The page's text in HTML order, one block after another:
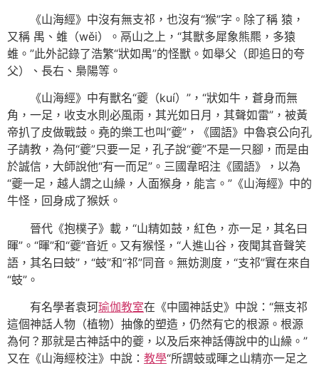
《山海經》中沒有無支祁，也沒有“猴”字。除了稱 猿，
又稱 禺、蜼（wěi）。鬲山之上，“其獸多犀象熊羆，多猿
蜼。”此外記錄了浩繁“狀如禺”的怪獸。如舉父（即追日的夸
父）、長右、梟陽等。
《山海經》中有獸名“夔（kuí）”，“狀如牛，蒼身而無
角，一足，收支水則必風雨，其光如日月，其聲如雷”，被黃
帝扒了皮做戰鼓。堯的樂工也叫“夔”，《國語》中魯哀公向孔
子請教，為何“夔”只要一足，孔子說“夔”不是一只腳，而是由
於誠信，大師說他“有一而足”。三國韋昭注《國語》，以為
“夔一足，越人謂之山繰，人面猴身，能言。”《山海經》中的
牛怪，回身成了猴妖。
晉代《抱樸子》載，“山精如鼓，紅色，亦一足，其名曰
暉”。“暉”和“夔”音近。又有猴怪，“人進山谷，夜聞其音聲笑
語，其名曰蚑”，“蚑”和“祁”同音。無妨測度，“支祁”實在來自
“蚑”。
有名學者袁珂瑜伽教室在《中國神話史》中說：“無支祁
這個神話人物（植物）抽像的塑造，仍然有它的根源。根源
為何？那就是古神話中的夔，以及后來神話傳說中的山繰。”
又在《山海經校注》中說： 教學“所謂蚑或暉之山精亦一足之